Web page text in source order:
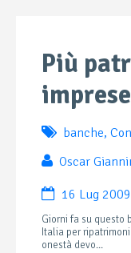
Più
banche,
Oscar
16 Lug 2009
Giorni fa su questo
Italia per
onestà devo...